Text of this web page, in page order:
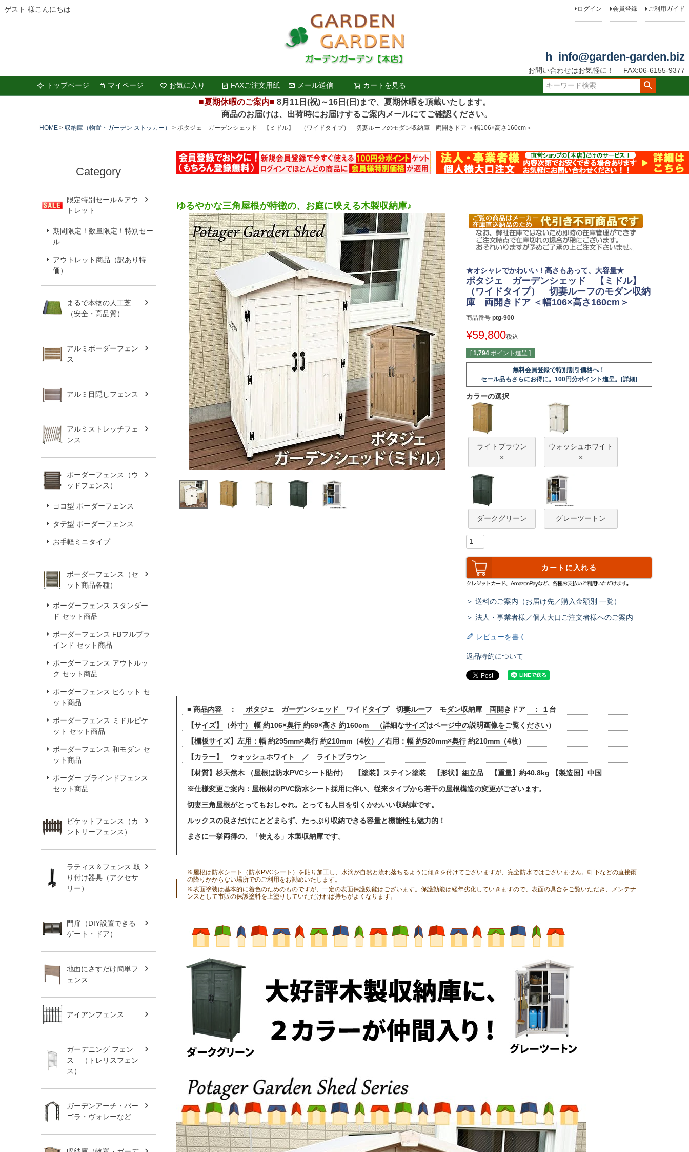
ゲスト 様こんにちは ログイン 会員登録 ご利用ガイド
h_info@garden-garden.biz
お問い合わせはお気軽に！
FAX:06-6155-9377
トップページ
マイページ お気に入り FAXご注文用紙 メール送信 カートを見る
検索
■夏期休暇のご案内■ 8月11日(祝)～16日(日)まで、夏期休暇を頂戴いたします。
商品のお届けは、出荷時にお届けするご案内メールにてご確認ください。
HOME 収納庫（物置・ガーデン ストッカー） ポタジェ ガーデンシェッド 【ミドル】 （ワイドタイプ） 切妻ルーフのモダン収納庫 両開きドア ＜幅106×高さ160cm＞
Category
限定特別セール＆アウ
トレット
期間限定！数量限定！特別セー
ル
アウトレット商品（訳あり特
価）
まるで本物の人工芝
（安全・高品質）
アルミボーダーフェン
ス
アルミ目隠しフェンス
アルミストレッチフェ
ンス
ボーダーフェンス（ウ
ッドフェンス）
ヨコ型 ボーダーフェンス
タテ型 ボーダーフェンス
お手軽ミニタイプ
ボーダーフェンス（セ
ット商品各種）
ボーダーフェンス スタンダー
ド セット商品
ボーダーフェンス FBフルブラ
インド セット商品
ボーダーフェンス アウトルッ
ク セット商品
ボーダーフェンス ピケット セ
ット商品
ボーダーフェンス ミドルピケ
ット セット商品
ボーダーフェンス 和モダン セ
ット商品
ボーダー ブラインドフェンス
セット商品
ピケットフェンス（カ
ントリーフェンス）
ラティス＆フェンス 取
り付け器具（アクセサ
リー）
門扉（DIY設置できる
ゲート・ドア）
地面にさすだけ簡単フ
ェンス
アイアンフェンス
ガーデニング フェン
ス （トレリスフェン
ス）
ガーデンアーチ・パー
ゴラ・ヴォレーなど
ゆるやかな三角屋根が特徴の、お庭に映える木製収納庫♪
★オシャレでかわいい！高さもあって、大容量★
ポタジェ ガーデンシェッド 【ミドル】
（ワイドタイプ） 切妻ルーフのモダン収納
庫 両開きドア ＜幅106×高さ160cm＞
商品番号 ptg-900
¥59,800税込
[ 1,794 ポイント進呈 ]
無料会員登録で特別割引価格へ！
セール品もさらにお得に。100円分ポイント進呈。[詳細]
カラーの選択
ライトブラウン
×
ウォッシュホワイト
×
ダークグリーン グレーツートン
カートに入れる
＞ 送料のご案内（お届け先／購入金額別 一覧）
＞ 法人・事業者様／個人大口ご注文者様へのご案内
レビューを書く
返品特約について
■ 商品内容 ： ポタジェ ガーデンシェッド ワイドタイプ 切妻ルーフ モダン収納庫 両開きドア ： １台
【サイズ】（外寸） 幅 約106×奥行 約69×高さ 約160cm （詳細なサイズはページ中の説明画像をご覧ください）
【棚板サイズ】左用：幅 約295mm×奥行 約210mm（4枚）／右用：幅 約520mm×奥行 約210mm（4枚）
【カラー】 ウォッシュホワイト ／ ライトブラウン
【材質】杉天然木 （屋根は防水PVCシート貼付） 【塗装】ステイン塗装 【形状】組立品 【重量】約40.8kg 【製造国】中国
※仕様変更ご案内：屋根材のPVC防水シート採用に伴い、従来タイプから若干の屋根構造の変更がございます。
切妻三角屋根がとってもおしゃれ。とっても人目を引くかわいい収納庫です。
ルックスの良さだけにとどまらず、たっぷり収納できる容量と機能性も魅力的！
まさに一挙両得の、「使える」木製収納庫です。
※屋根は防水シート（防水PVCシート）を貼り加工し、水滴が自然と流れ落ちるように傾きを付けてございますが、完全防水ではございません。軒下などの直接雨
の降りかからない場所でのご利用をお勧めいたします。
※表面塗装は基本的に着色のためのものですが、一定の表面保護効能はございます。保護効能は経年劣化していきますので、表面の具合をご覧いただき、メンテナ
ンスとして市販の保護塗料を上塗りしていただければ持ちがよくなります。